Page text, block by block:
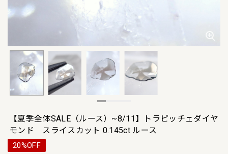
【夏季全体SALE（ルース）~8/11】トラピッチェダイヤ
モンド スライスカット 0.145ct ルース
20%OFF